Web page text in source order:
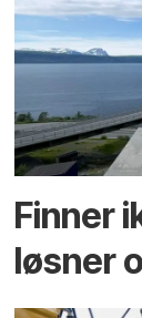
Finner
løsner